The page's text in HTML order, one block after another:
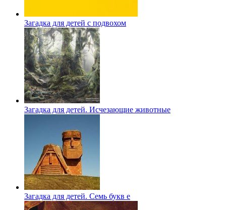
Загадка для детей с подвохом
Загадка для детей. Исчезающие животные
Загадка для детей. Семь букв е